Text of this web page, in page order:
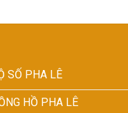
SỐ PHA LÊ
HỒ PHA LÊ